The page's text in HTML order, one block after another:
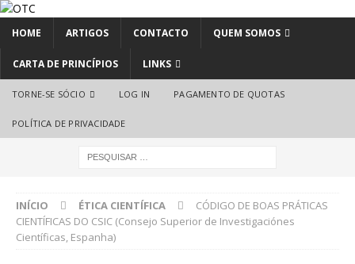
HOME ARTIGOS CONTACTO QUEM SOMOS
CARTA DE PRINCÍPIOS LINKS
TORNE-SE SÓCIO LOG IN PAGAMENTO DE QUOTAS
POLÍTICA DE PRIVACIDADE
INÍCIO ÉTICA CIENTÍFICA
CÓDIGO DE BOAS PRÁTICAS
CIENTÍFICAS DO CSIC (Consejo Superior de Investigaciónes
Científicas, Espanha)